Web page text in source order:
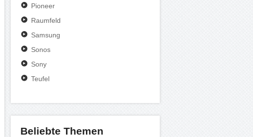
Pioneer
Raumfeld
Samsung
Sonos
Sony
Teufel
Beliebte Themen